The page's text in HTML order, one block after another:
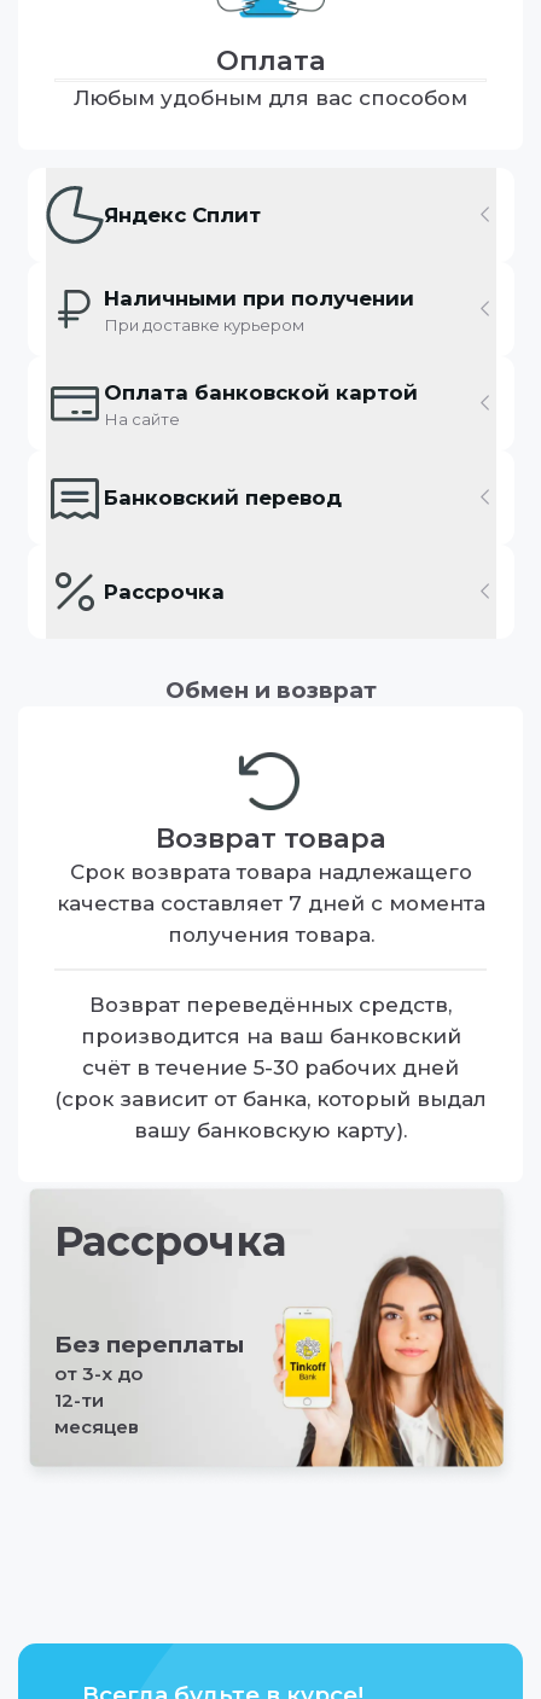
Оплата
Любым удобным для вас способом
Яндекс Сплит
Наличными при получении
При доставке курьером
Оплата банковской картой
На сайте
Банковский перевод
Рассрочка
Обмен и возврат
Возврат товара
Срок возврата товара надлежащего
качества составляет 7 дней с момента
получения товара.
Возврат переведённых средств,
производится на ваш банковский
счёт в течение 5-30 рабочих дней
(срок зависит от банка, который выдал
вашу банковскую карту).
Рассрочка
Без переплаты
от 3-х до
12-ти
месяцев